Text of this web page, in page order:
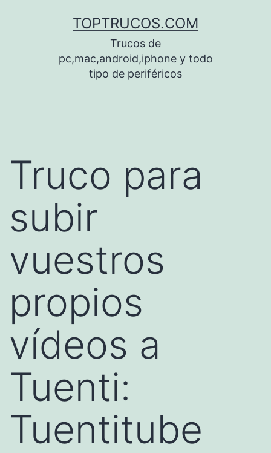
TOPTRUCOS.COM
Trucos de
pc,mac,android,iphone y todo
tipo de periféricos
Truco para
subir
vuestros
propios
vídeos a
Tuenti:
Tuentitube